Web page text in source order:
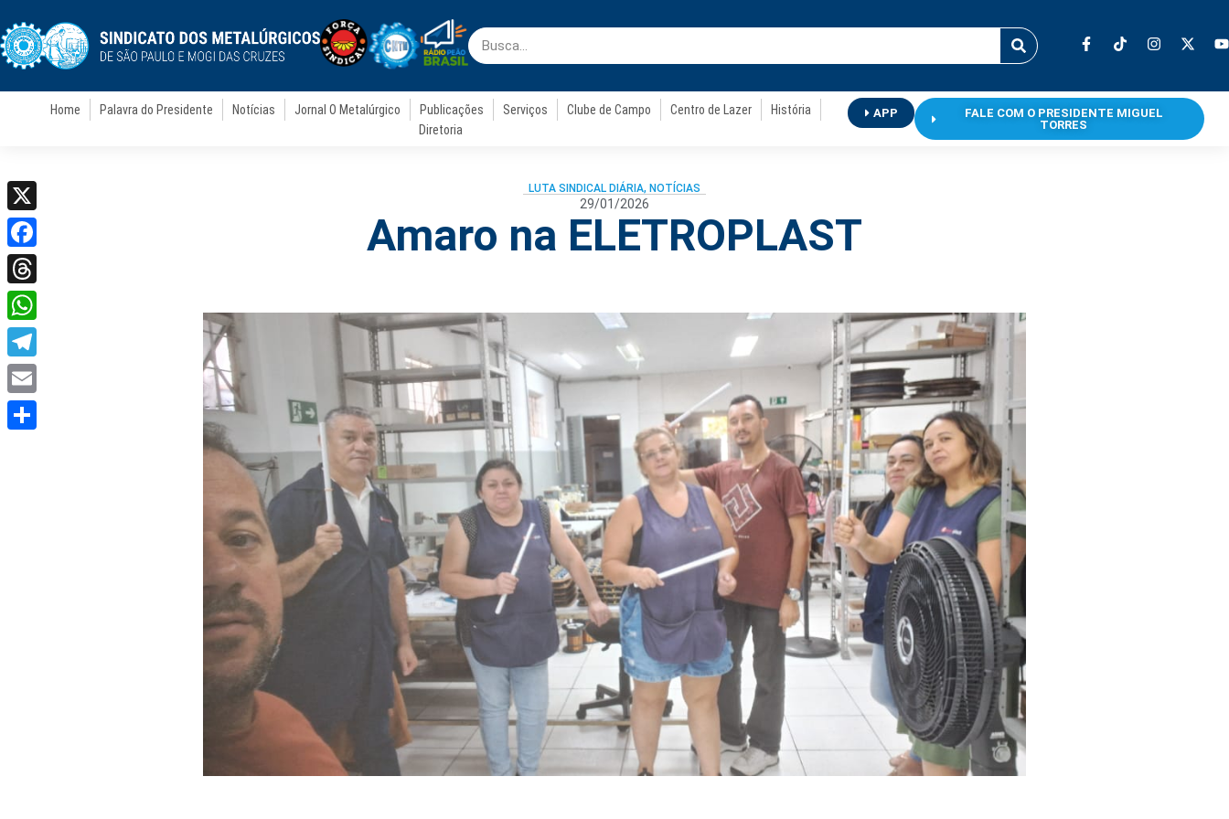
Home Palavra do Presidente Notícias Jornal O Metalúrgico Publicações Serviços Clube de Campo Centro de Lazer
História
Diretoria
APP
FALE COM O PRESIDENTE MIGUEL
TORRES
LUTA SINDICAL DIÁRIA, NOTÍCIAS
29/01/2026
Amaro na ELETROPLAST
X
Facebook
Threads
WhatsApp
Telegram
Email